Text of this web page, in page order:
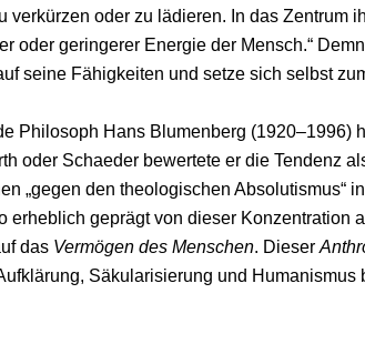
verkürzen oder zu lädieren. In das Zentrum
oder geringerer Energie der Mensch.“
seine Fähigkeiten und setze sich selbst
Philosoph Hans Blumenberg (1920–1996)
oder Schaeder bewertete er die Tendenz
„gegen den theologischen Absolutismus“
erheblich geprägt von dieser Konzentration
das Vermögen des Menschen. Dieser
Säkularisierung und Humanismus